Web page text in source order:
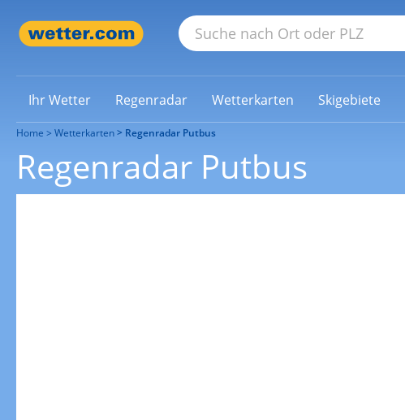
Ihr Wetter Regenradar Wetterkarten Skigebiete
Home Wetterkarten Regenradar Putbus
Regenradar Putbus